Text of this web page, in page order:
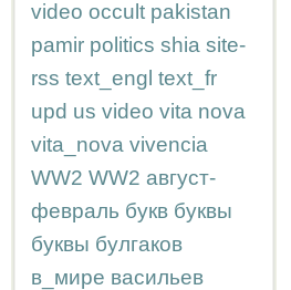
video occult pakistan
pamir politics shia site-
rss text_engl text_fr
upd us video vita nova
vita_nova vivencia
WW2 WW2 август-
февраль букв буквы
буквы булгаков
в_мире васильев